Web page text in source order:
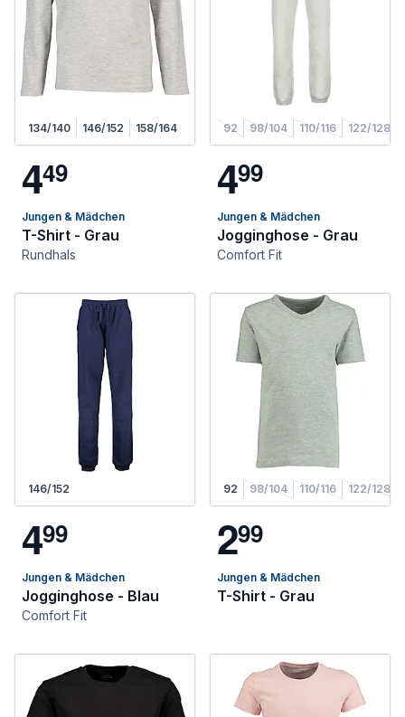
134/140 146/152 158/164
449
Jungen & Mädchen
T-Shirt - Grau
Rundhals
92 98/104 110/116 122/128
499
Jungen & Mädchen
Jogginghose - Grau
Comfort Fit
146/152
499
Jungen & Mädchen
Jogginghose - Blau
Comfort Fit
92 98/104 110/116 122/128
299
Jungen & Mädchen
T-Shirt - Grau